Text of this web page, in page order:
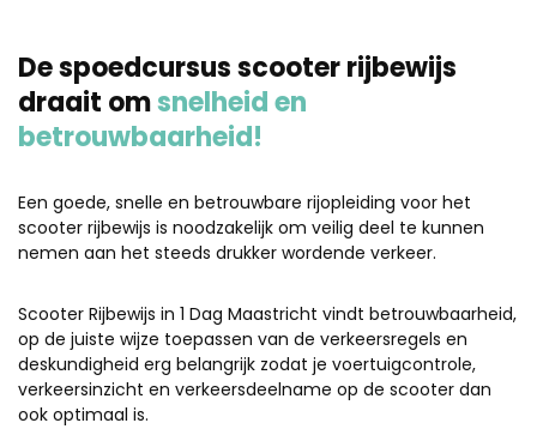
De spoedcursus scooter rijbewijs
draait omsnelheid en
betrouwbaarheid!
Een goede, snelle en betrouwbare rijopleiding voor het
scooter rijbewijs is noodzakelijk om veilig deel te kunnen
nemen aan het steeds drukker wordende verkeer.
Scooter Rijbewijs in 1 Dag Maastricht vindt betrouwbaarheid,
op de juiste wijze toepassen van de verkeersregels en
deskundigheid erg belangrijk zodat je voertuigcontrole,
verkeersinzicht en verkeersdeelname op de scooter dan
ook optimaal is.